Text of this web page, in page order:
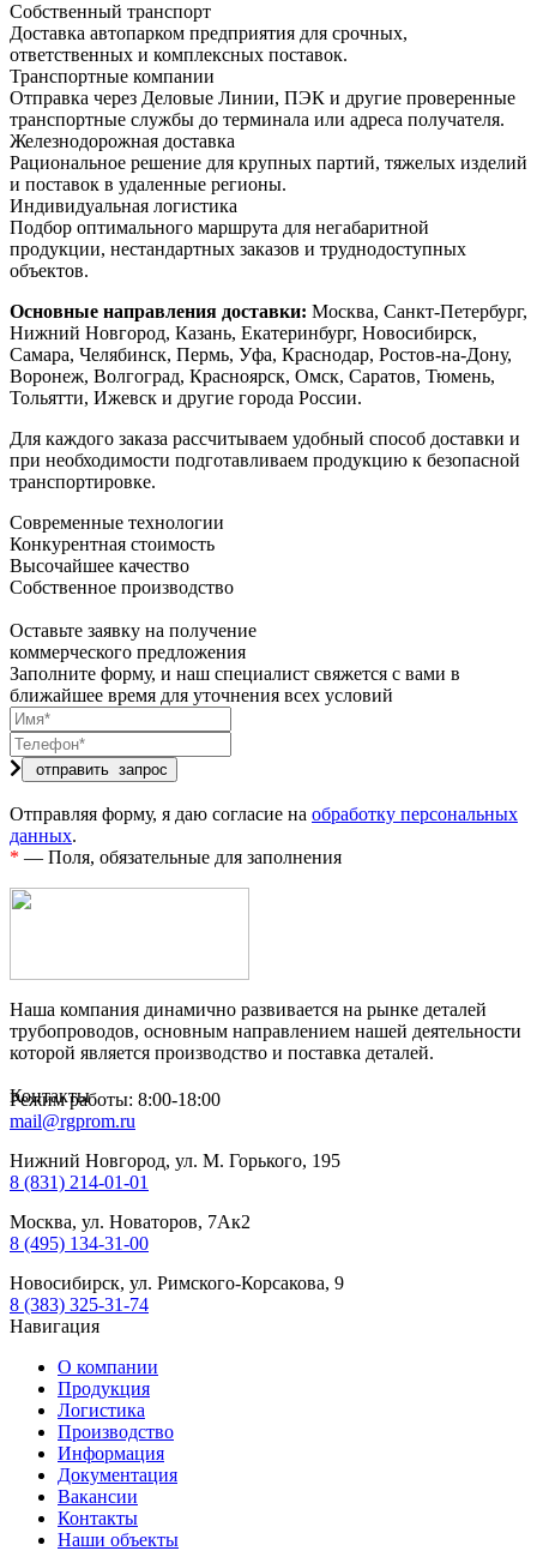
Собственный транспорт
Доставка автопарком предприятия для срочных,
ответственных и комплексных поставок.
Транспортные компании
Отправка через Деловые Линии, ПЭК и другие проверенные
транспортные службы до терминала или адреса получателя.
Железнодорожная доставка
Рациональное решение для крупных партий, тяжелых изделий
и поставок в удаленные регионы.
Индивидуальная логистика
Подбор оптимального маршрута для негабаритной
продукции, нестандартных заказов и труднодоступных
объектов.
Основные направления доставки: Москва, Санкт-Петербург,
Нижний Новгород, Казань, Екатеринбург, Новосибирск,
Самара, Челябинск, Пермь, Уфа, Краснодар, Ростов-на-Дону,
Воронеж, Волгоград, Красноярск, Омск, Саратов, Тюмень,
Тольятти, Ижевск и другие города России.
Для каждого заказа рассчитываем удобный способ доставки и
при необходимости подготавливаем продукцию к безопасной
транспортировке.
Современные технологии
Конкурентная стоимость
Высочайшее качество
Собственное производство
Оставьте заявку на получение
коммерческого предложения
Заполните форму, и наш специалист свяжется с вами в
ближайшее время для уточнения всех условий
Отправляя форму, я даю согласие на обработку персональных
данных.
* — Поля, обязательные для заполнения
Наша компания динамично развивается на рынке деталей
трубопроводов, основным направлением нашей деятельности
которой является производство и поставка деталей.
Контакты
Режим работы: 8:00-18:00
mail@rgprom.ru
Нижний Новгород, ул. М. Горького, 195
8 (831) 214-01-01
Москва, ул. Новаторов, 7Ак2
8 (495) 134-31-00
Новосибирск, ул. Римского-Корсакова, 9
8 (383) 325-31-74
Навигация
О компании
Продукция
Логистика
Производство
Информация
Документация
Вакансии
Контакты
Наши объекты